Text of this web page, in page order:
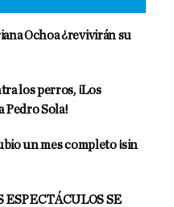
Ochoa ¿revivirán su
los perros, ¡Los
Pedro Sola!
un mes completo ¡sin
ESPECTÁCULOS SE